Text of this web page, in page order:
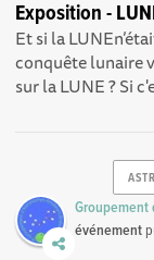
Exposition -
Et si la
conquête lunaire
sur la LUNE ? Si
Groupement
événement